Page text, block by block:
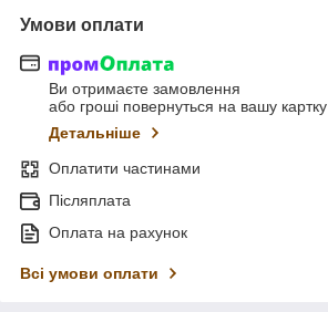
Умови оплати
Ви отримаєте замовлення
або гроші повернуться на вашу картку
Детальніше
Оплатити частинами
Післяплата
Оплата на рахунок
Всі умови оплати